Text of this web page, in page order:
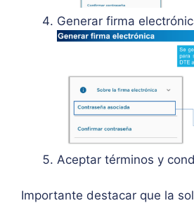
Generar firma
Aceptar términos y
Importante destacar que la